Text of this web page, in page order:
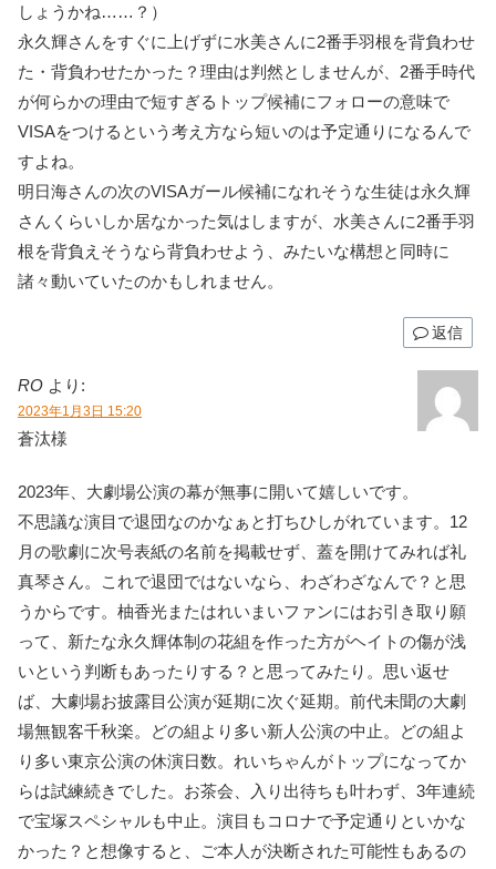
しょうかね……？）
永久輝さんをすぐに上げずに水美さんに2番手羽根を背負わせ
た・背負わせたかった？理由は判然としませんが、2番手時代
が何らかの理由で短すぎるトップ候補にフォローの意味で
VISAをつけるという考え方なら短いのは予定通りになるんで
すよね。
明日海さんの次のVISAガール候補になれそうな生徒は永久輝
さんくらいしか居なかった気はしますが、水美さんに2番手羽
根を背負えそうなら背負わせよう、みたいな構想と同時に
諸々動いていたのかもしれません。
返信
RO より:
2023年1月3日 15:20
蒼汰様
2023年、大劇場公演の幕が無事に開いて嬉しいです。
不思議な演目で退団なのかなぁと打ちひしがれています。12
月の歌劇に次号表紙の名前を掲載せず、蓋を開けてみれば礼
真琴さん。これで退団ではないなら、わざわざなんで？と思
うからです。柚香光またはれいまいファンにはお引き取り願
って、新たな永久輝体制の花組を作った方がヘイトの傷が浅
いという判断もあったりする？と思ってみたり。思い返せ
ば、大劇場お披露目公演が延期に次ぐ延期。前代未聞の大劇
場無観客千秋楽。どの組より多い新人公演の中止。どの組よ
り多い東京公演の休演日数。れいちゃんがトップになってか
らは試練続きでした。お茶会、入り出待ちも叶わず、3年連続
で宝塚スペシャルも中止。演目もコロナで予定通りといかな
かった？と想像すると、ご本人が決断された可能性もあるの